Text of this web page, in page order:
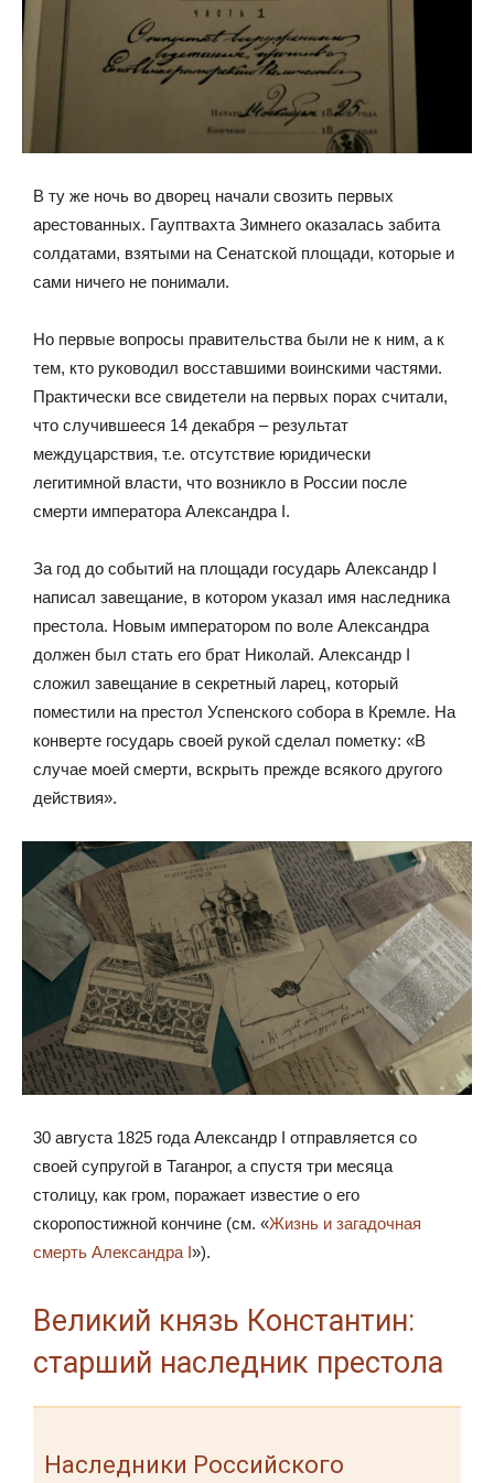
В ту же ночь во дворец начали свозить первых
арестованных. Гауптвахта Зимнего оказалась забита
солдатами, взятыми на Сенатской площади, которые и
сами ничего не понимали.
Но первые вопросы правительства были не к ним, а к
тем, кто руководил восставшими воинскими частями.
Практически все свидетели на первых порах считали,
что случившееся 14 декабря – результат
междуцарствия, т.е. отсутствие юридически
легитимной власти, что возникло в России после
смерти императора Александра I.
За год до событий на площади государь Александр I
написал завещание, в котором указал имя наследника
престола. Новым императором по воле Александра
должен был стать его брат Николай. Александр I
сложил завещание в секретный ларец, который
поместили на престол Успенского собора в Кремле. На
конверте государь своей рукой сделал пометку: «В
случае моей смерти, вскрыть прежде всякого другого
действия».
30 августа 1825 года Александр I отправляется со
своей супругой в Таганрог, а спустя три месяца
столицу, как гром, поражает известие о его
скоропостижной кончине (см. «Жизнь и загадочная
смерть Александра I»).
Великий князь Константин:
старший наследник престола
Наследники Российского